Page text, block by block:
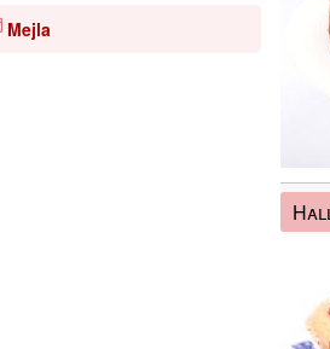
Mejla